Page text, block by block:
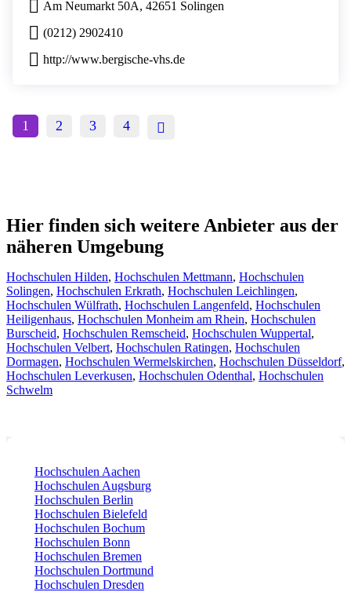
Am Neumarkt 50A, 42651 Solingen
(0212) 2902410
http://www.bergische-vhs.de
1 2 3 4
Hier finden sich weitere Anbieter aus der
näheren Umgebung
Hochschulen Hilden, Hochschulen Mettmann, Hochschulen
Solingen, Hochschulen Erkrath, Hochschulen Leichlingen,
Hochschulen Wülfrath, Hochschulen Langenfeld, Hochschulen
Heiligenhaus, Hochschulen Monheim am Rhein, Hochschulen
Burscheid, Hochschulen Remscheid, Hochschulen Wuppertal,
Hochschulen Velbert, Hochschulen Ratingen, Hochschulen
Dormagen, Hochschulen Wermelskirchen, Hochschulen Düsseldorf,
Hochschulen Leverkusen, Hochschulen Odenthal, Hochschulen
Schwelm
Hochschulen Aachen
Hochschulen Augsburg
Hochschulen Berlin
Hochschulen Bielefeld
Hochschulen Bochum
Hochschulen Bonn
Hochschulen Bremen
Hochschulen Dortmund
Hochschulen Dresden